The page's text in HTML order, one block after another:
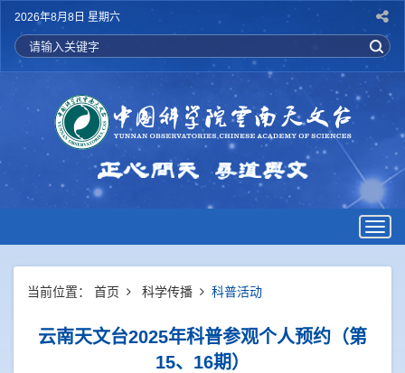
2026年8月8日 星期六
当前位置： 首页 科学传播 科普活动
云南天文台2025年科普参观个人预约（第
15、16期）